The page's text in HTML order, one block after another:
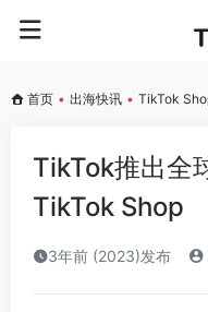
首页 • 出海快讯 • TikTok
TikTok推出全
TikTok Shop
3年前 (2023)发布